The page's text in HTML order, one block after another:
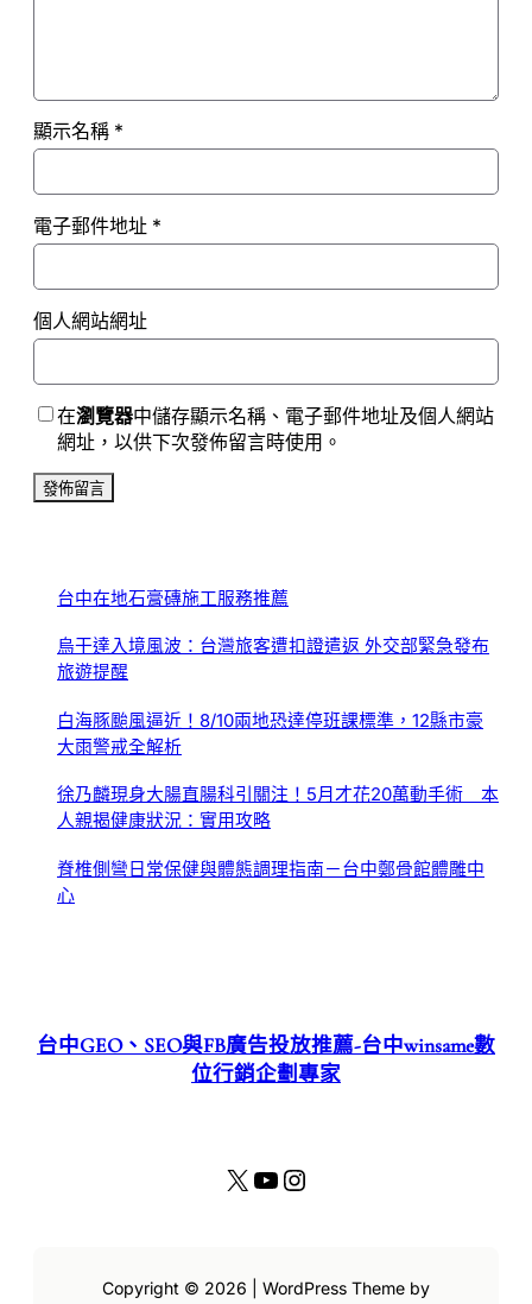
顯示名稱 *
電子郵件地址 *
個人網站網址
在瀏覽器中儲存顯示名稱、電子郵件地址及個人網站
網址，以供下次發佈留言時使用。
台中在地石膏磚施工服務推薦
烏干達入境風波：台灣旅客遭扣證遣返 外交部緊急發布
旅遊提醒
白海豚颱風逼近！8/10兩地恐達停班課標準，12縣市豪
大雨警戒全解析
徐乃麟現身大腸直腸科引關注！5月才花20萬動手術 本
人親揭健康狀況：實用攻略
脊椎側彎日常保健與體態調理指南－台中鄭骨館體雕中
心
台中GEO、SEO與FB廣告投放推薦-台中winsame數
位行銷企劃專家
X YouTube Instagram
Copyright © 2026 | WordPress Theme by